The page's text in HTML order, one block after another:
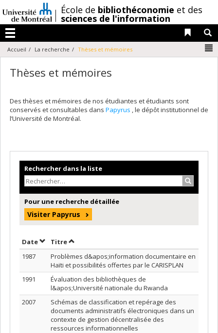
au
contenu
/École de bibliothéconomie et des
sciences de l'information
Menu
Liens
Accueil La recherche Thèses et mémoires
Thèses et mémoires
Des thèses et mémoires de nos étudiantes et étudiants sont
conservés et consultables dans Papyrus , le dépôt institutionnel de
l’Université de Montréal.
Rechercher dans la liste
Pour une recherche détaillée
Visiter Papyrus
DateTrier par date en ordre décroissant
TitreTrier par titre en ordre décroissant
1987
Problèmes d&apos;information documentaire en
Haïti et possibilités offertes par le CARISPLAN
1991
Évaluation des bibliothèques de
l&apos;Université nationale du Rwanda
2007
Schémas de classification et repérage des
documents administratifs électroniques dans un
contexte de gestion décentralisée des
ressources informationnelles